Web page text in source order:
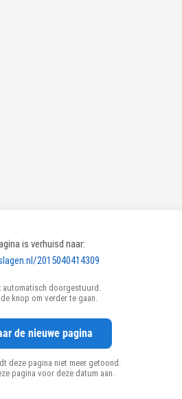
is verhuisd naar:
2015040414309
automatisch doorgestuurd.
knop om verder te gaan.
de nieuwe pagina
deze pagina niet meer getoond.
pagina voor deze datum aan.